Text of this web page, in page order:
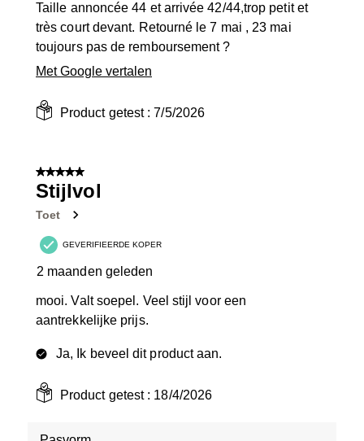
Taille annoncée 44 et arrivée 42/44,trop petit et
très court devant. Retourné le 7 mai , 23 mai
toujours pas de remboursement ?
Met Google vertalen
Product getest : 7/5/2026
5 van 5 sterren.
Stijlvol
Toet
GEVERIFIEERDE KOPER
2 maanden geleden
mooi. Valt soepel. Veel stijl voor een
aantrekkelijke prijs.
Ja, Ik beveel dit product aan.
Product getest : 18/4/2026